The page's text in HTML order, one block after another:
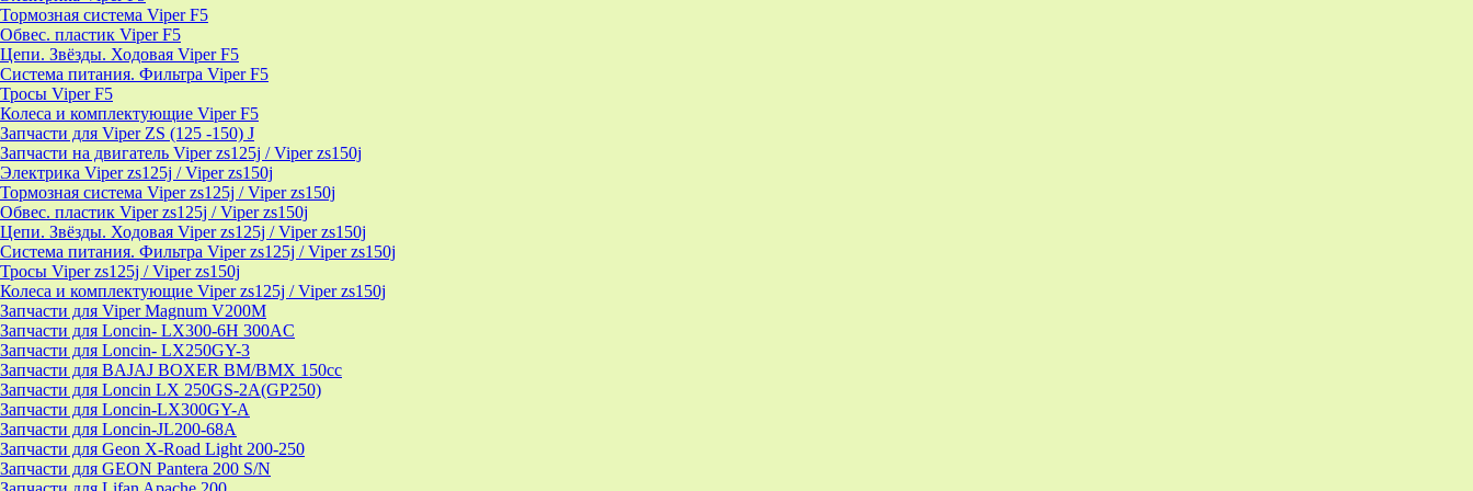
Тормозная система Viper F5
Обвес. пластик Viper F5
Цепи. Звёзды. Ходовая Viper F5
Система питания. Фильтра Viper F5
Тросы Viper F5
Колеса и комплектующие Viper F5
Запчасти для Viper ZS (125 -150) J
Запчасти на двигатель Viper zs125j / Viper zs150j
Электрика Viper zs125j / Viper zs150j
Тормозная система Viper zs125j / Viper zs150j
Обвес. пластик Viper zs125j / Viper zs150j
Цепи. Звёзды. Ходовая Viper zs125j / Viper zs150j
Система питания. Фильтра Viper zs125j / Viper zs150j
Тросы Viper zs125j / Viper zs150j
Колеса и комплектующие Viper zs125j / Viper zs150j
Запчасти для Viper Magnum V200M
Запчасти для Loncin- LX300-6H 300AC
Запчасти для Loncin- LX250GY-3
Запчасти для BAJAJ BOXER BM/ВМX 150cc
Запчасти для Loncin LX 250GS-2A(GP250)
Запчасти для Loncin-LX300GY-A
Запчасти для Loncin-JL200-68A
Запчасти для Geon X-Road Light 200-250
Запчасти для GEON Pantera 200 S/N